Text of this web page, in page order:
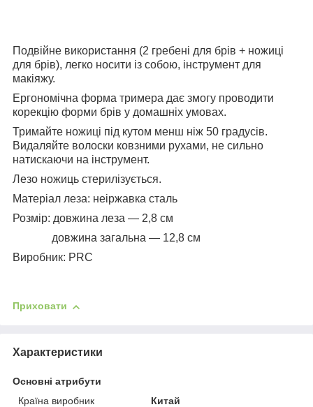
Подвійне використання (2 гребені для брів + ножиці
для брів), легко носити із собою, інструмент для
макіяжу.
Ергономічна форма тримера дає змогу проводити
корекцію форми брів у домашніх умовах.
Тримайте ножиці під кутом менш ніж 50 градусів.
Видаляйте волоски ковзними рухами, не сильно
натискаючи на інструмент.
Лезо ножиць стерилізується.
Матеріал леза: неіржавка сталь
Розмір: довжина леза — 2,8 см
довжина загальна — 12,8 см
Виробник: PRC
Приховати
Характеристики
Основні атрибути
Країна виробник
Китай